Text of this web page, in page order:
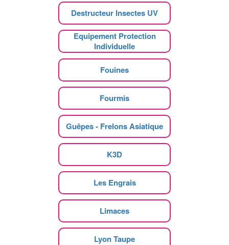
Destructeur Insectes UV
Equipement Protection
Individuelle
Fouines
Fourmis
Guêpes - Frelons Asiatique
K3D
Les Engrais
Limaces
Lyon Taupe